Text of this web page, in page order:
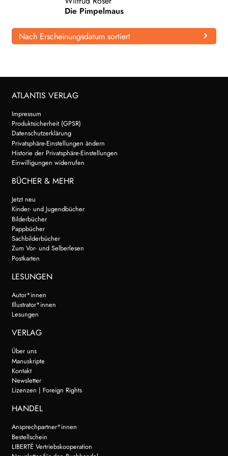
WEITERE VERLAGEDie Pimpelmaus
Nach Erscheinungsdatum sortiert
ATLANTIS VERLAG
Impressum
Produktsicherheit (GPSR)
Datenschutzerklärung
Privatsphäre-Einstellungen ändern
Historie der Privatsphäre-Einstellungen
Einwilligungen widerrufen
BÜCHER & MEHR
Jetzt neu
Kinder- und Jugendbücher
Bilderbücher
Pappbücher
Sachbilderbücher
Zum Vor- und Selberlesen
Postkarten
LESUNGEN
Autor*innen
Illustrator*innen
Lesungen
VERLAG
Über uns
Manuskripte
Kontakt
Newsletter
Lizenzen | Foreign Rights
HANDEL
Ansprechpartner*innen
Bestellschein
LIBERTÉ Vertriebskooperation